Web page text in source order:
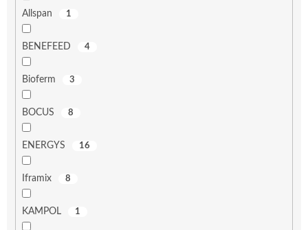
Allspan 1
BENEFEED 4
Bioferm 3
BOCUS 8
ENERGYS 16
Iframix 8
KAMPOL 1